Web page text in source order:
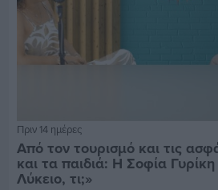
Πριν 14 ημέρες
Από τον τουρισμό και τις
και τα παιδιά: Η Σοφία
Λύκειο, τι;»